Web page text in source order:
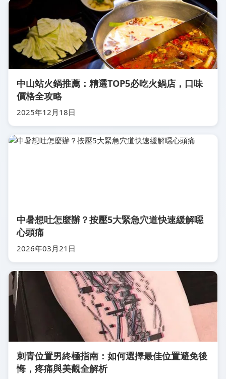
中山站火鍋推薦：精選TOP5必吃火鍋店，口味
價格全攻略
2025年12月18日
中暑想吐怎麼辦？按壓5大緊急穴道快速緩解噁
心頭痛
2026年03月21日
刺青位置男終極指南：如何選擇最佳位置避免後
悔，疼痛與美觀全解析